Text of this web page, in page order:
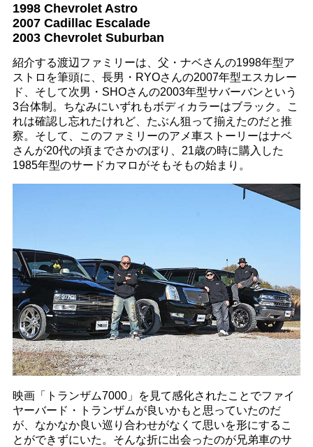
1998 Chevrolet Astro
2007 Cadillac Escalade
2003 Chevrolet Suburban
紹介する渡辺ファミリーは、父・ナベさんの1998年型ア
ストロを筆頭に、長男・RYOさんの2007年型エスカレー
ド、そして次男・SHOさんの2003年型サバーバンという
3台体制。ちなみにいずれもボディカラーはブラック。こ
れは確認し忘れたけれど、たぶん狙って揃えたのだと推
察。そして、このファミリーのアメ車ストーリーはナベ
さんが20代の頃までさかのぼり、21歳の時に購入した
1985年型のサードカマロがそもそもの始まり。
映画「トランザム7000」を見て感化されたことでファイ
ヤーバード・トランザムが良いかもと思っていたのだ
が、なかなか良い巡り合わせがなくて思いを形にするこ
とができずにいた。そんな折に出会ったのが兄弟車のサ